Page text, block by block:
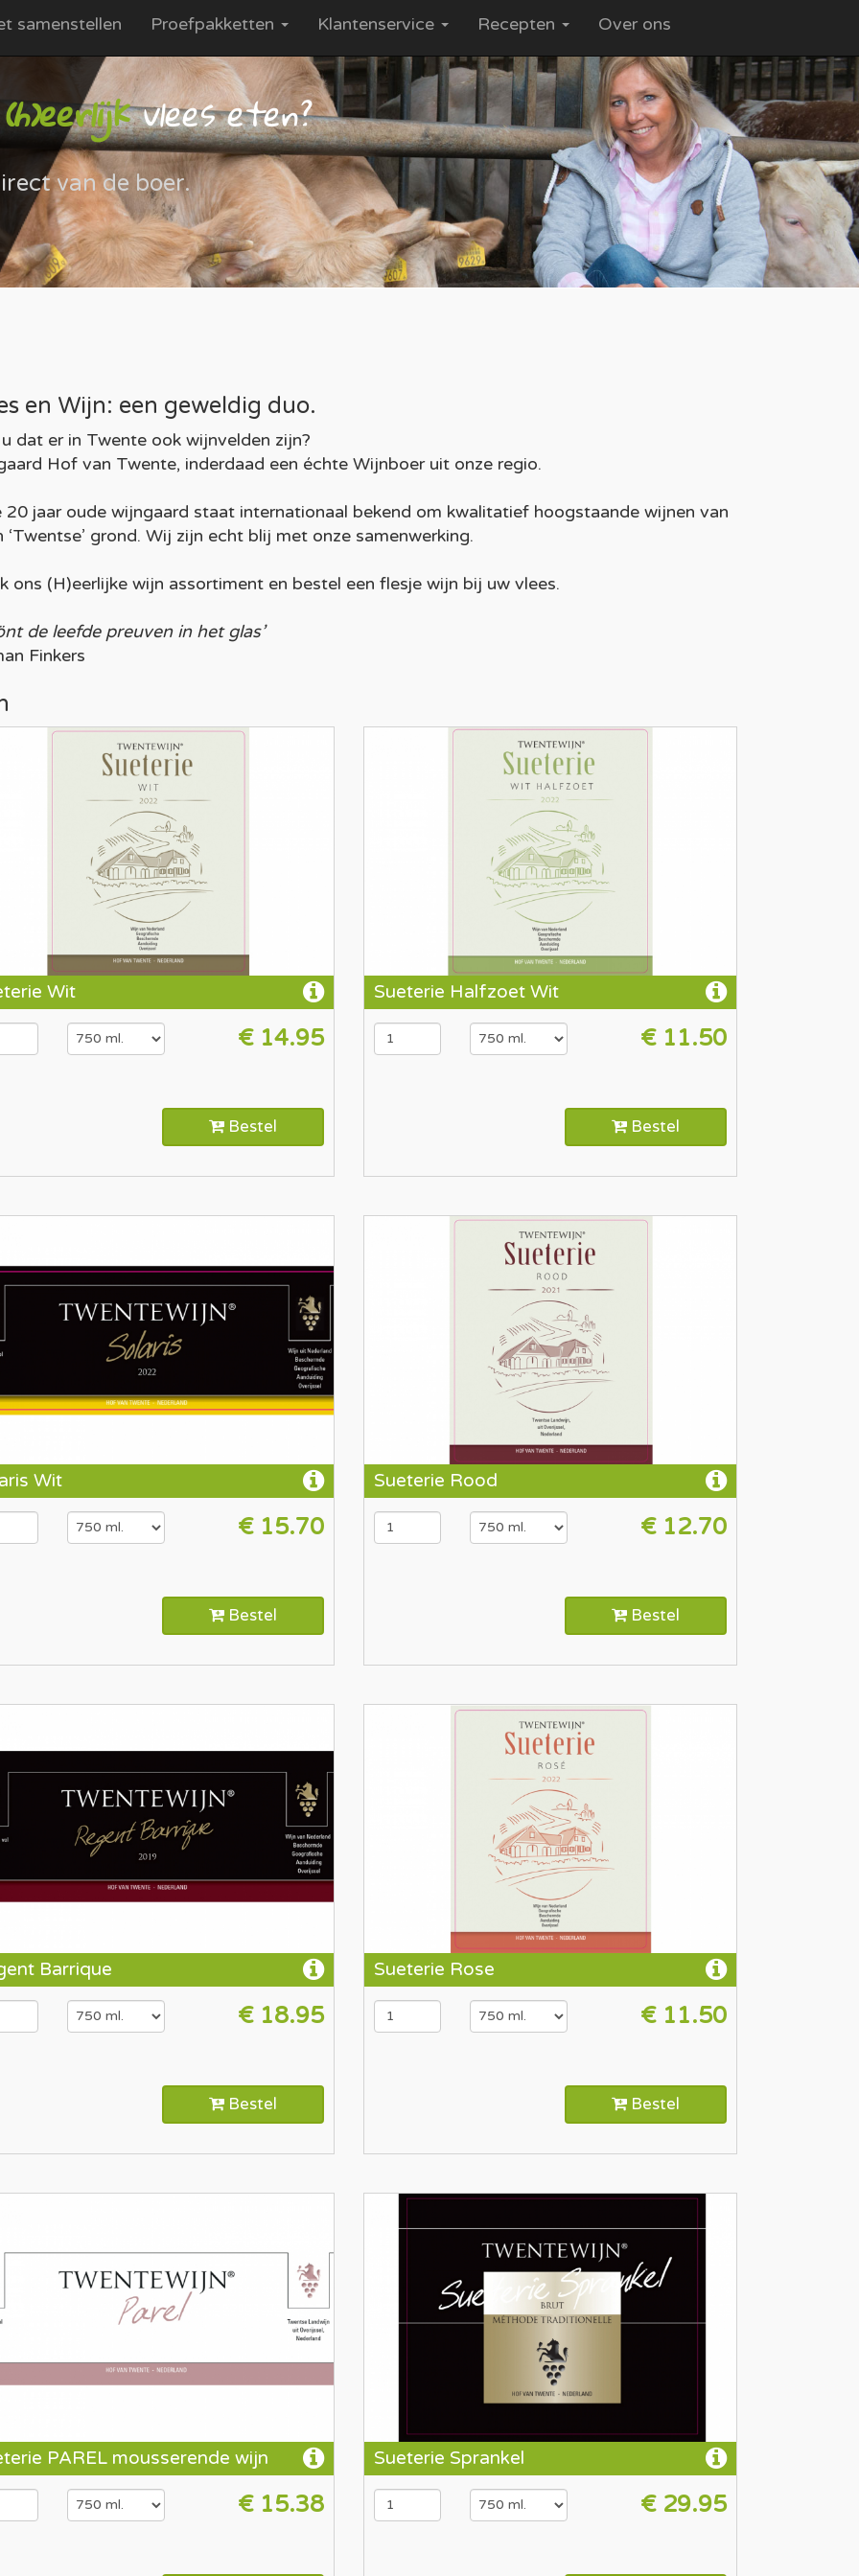
samenstellen Proefpakketten Klantenservice Recepten Over ons
vlees eten?
van de boer.
en Wijn: een geweldig duo.
dat er in Twente ook wijnvelden zijn?
Hof van Twente, inderdaad een échte Wijnboer uit onze regio.
20 jaar oude wijngaard staat internationaal bekend om kwalitatief hoogstaande wijnen van
‘Twentse’ grond. Wij zijn echt blij met onze samenwerking.
ons (H)eerlijke wijn assortiment en bestel een flesje wijn bij uw vlees.
de leefde preuven in het glas’
Finkers
Wit
€ 14.95
Bestel
Sueterie Halfzoet Wit
€ 11.50
Bestel
Wit
€ 15.70
Bestel
Sueterie Rood
€ 12.70
Bestel
Barrique
€ 18.95
Bestel
Sueterie Rose
€ 11.50
Bestel
PAREL mousserende wijn
€ 15.38
Sueterie Sprankel
€ 29.95